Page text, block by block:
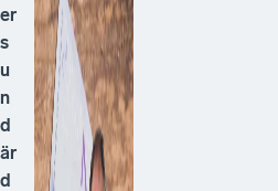
er
s
u
n
d
är
d